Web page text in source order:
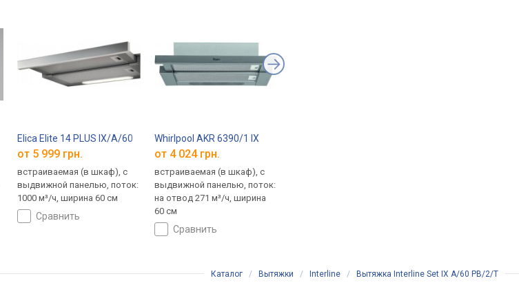
Elica Elite 14 PLUS IX/A/60
от 5 999 грн.
встраиваемая (в шкаф), с
выдвижной панелью, поток:
1000 м³/ч, ширина 60 см
сравнить
Whirlpool AKR 6390/1 IX
от 4 024 грн.
встраиваемая (в шкаф), с
выдвижной панелью, поток:
на отвод 271 м³/ч, ширина
60 см
сравнить
Каталог / Вытяжки / Interline / Вытяжка Interline Set IX A/60 PB/2/T